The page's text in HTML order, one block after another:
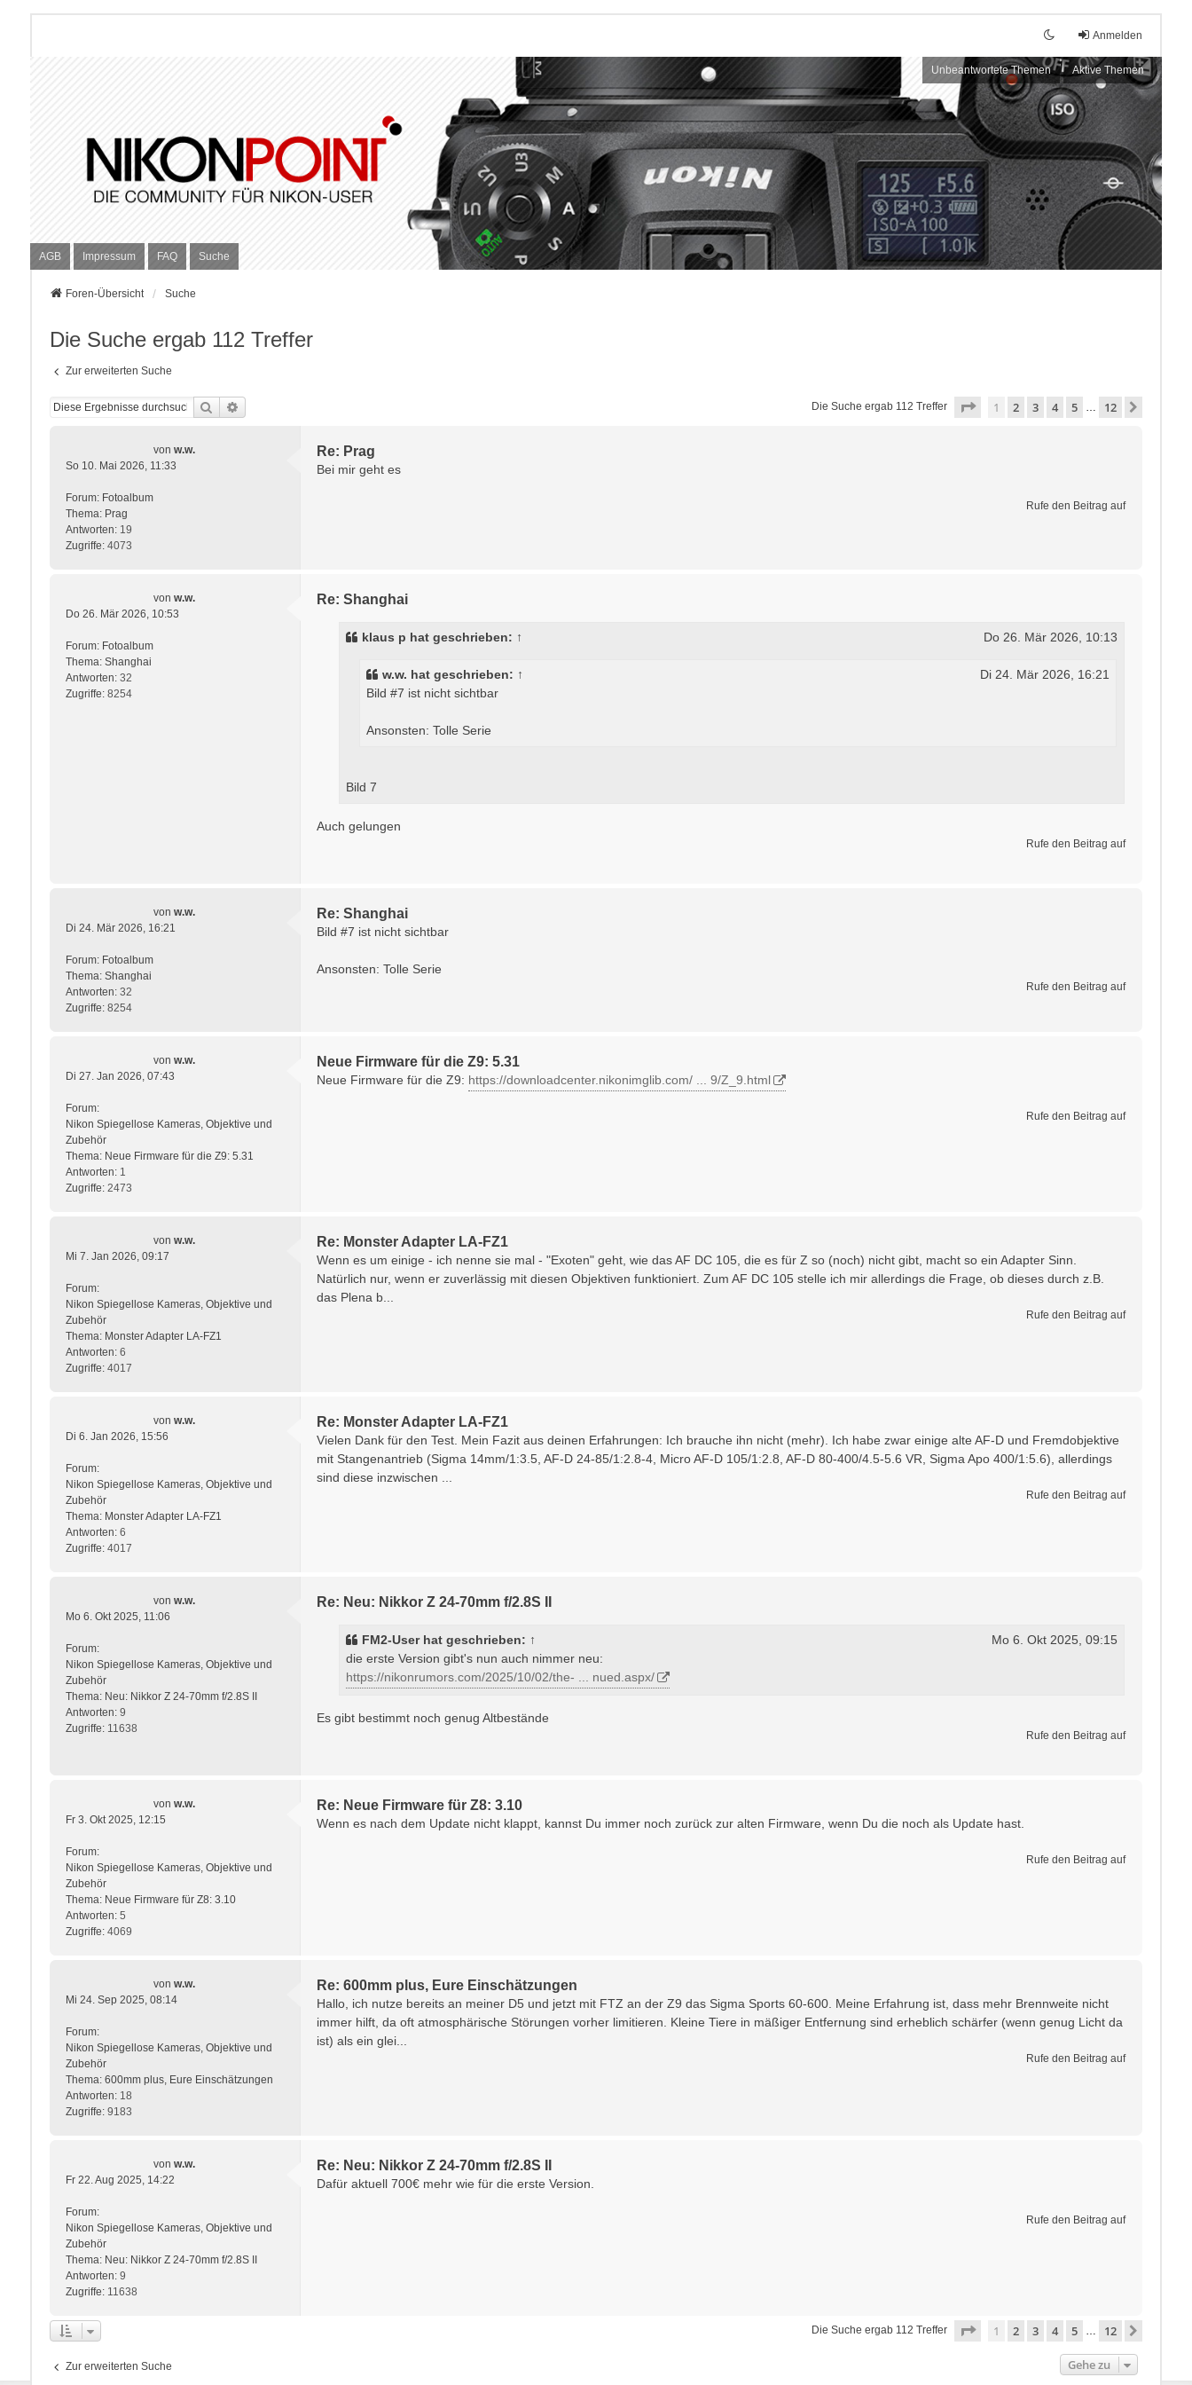
Anmelden
Unbeantwortete Themen Aktive Themen
AGB Impressum FAQ Suche
Foren-Übersicht Suche
Die Suche ergab 112 Treffer
Zur erweiterten Suche
Suche Die Suche ergab 112 Treffer Seite von12
1 2 3 4 5 … 12
vonw.w.
So 10. Mai 2026, 11:33
Forum: Fotoalbum
Thema: Prag
Antworten: 19
Zugriffe: 4073
Re: Prag
Bei mir geht es
Rufe den Beitrag auf
vonw.w.
Do 26. Mär 2026, 10:53
Forum: Fotoalbum
Thema: Shanghai
Antworten: 32
Zugriffe: 8254
Re: Shanghai
klaus p hat geschrieben: ↑ Do 26. Mär 2026, 10:13
w.w. hat geschrieben: ↑
Di 24. Mär 2026, 16:21
Bild #7 ist nicht sichtbar
Ansonsten: Tolle Serie
Bild 7
Auch gelungen
Rufe den Beitrag auf
vonw.w.
Di 24. Mär 2026, 16:21
Forum: Fotoalbum
Thema: Shanghai
Antworten: 32
Zugriffe: 8254
Re: Shanghai
Bild #7 ist nicht sichtbar
Ansonsten: Tolle Serie
Rufe den Beitrag auf
vonw.w.
Di 27. Jan 2026, 07:43
Forum:
Nikon Spiegellose Kameras, Objektive und
Zubehör
Thema: Neue Firmware für die Z9: 5.31
Antworten: 1
Zugriffe: 2473
Neue Firmware für die Z9: 5.31
Neue Firmware für die Z9: https://downloadcenter.nikonimglib.com/ ... 9/Z_9.html
Rufe den Beitrag auf
vonw.w.
Mi 7. Jan 2026, 09:17
Forum:
Nikon Spiegellose Kameras, Objektive und
Zubehör
Thema: Monster Adapter LA-FZ1
Antworten: 6
Zugriffe: 4017
Re: Monster Adapter LA-FZ1
Wenn es um einige - ich nenne sie mal - "Exoten" geht, wie das AF DC 105, die es für Z so (noch) nicht gibt, macht so ein Adapter Sinn.
Natürlich nur, wenn er zuverlässig mit diesen Objektiven funktioniert. Zum AF DC 105 stelle ich mir allerdings die Frage, ob dieses durch z.B.
das Plena b...
Rufe den Beitrag auf
vonw.w.
Di 6. Jan 2026, 15:56
Forum:
Nikon Spiegellose Kameras, Objektive und
Zubehör
Thema: Monster Adapter LA-FZ1
Antworten: 6
Zugriffe: 4017
Re: Monster Adapter LA-FZ1
Vielen Dank für den Test. Mein Fazit aus deinen Erfahrungen: Ich brauche ihn nicht (mehr). Ich habe zwar einige alte AF-D und Fremdobjektive
mit Stangenantrieb (Sigma 14mm/1:3.5, AF-D 24-85/1:2.8-4, Micro AF-D 105/1:2.8, AF-D 80-400/4.5-5.6 VR, Sigma Apo 400/1:5.6), allerdings
sind diese inzwischen ...
Rufe den Beitrag auf
vonw.w.
Mo 6. Okt 2025, 11:06
Forum:
Nikon Spiegellose Kameras, Objektive und
Zubehör
Thema: Neu: Nikkor Z 24-70mm f/2.8S II
Antworten: 9
Zugriffe: 11638
Re: Neu: Nikkor Z 24-70mm f/2.8S II
FM2-Userhat geschrieben: ↑
Mo 6. Okt 2025, 09:15
die erste Version gibt's nun auch nimmer neu:
https://nikonrumors.com/2025/10/02/the- ... nued.aspx/
Es gibt bestimmt noch genug Altbestände
Rufe den Beitrag auf
vonw.w.
Fr 3. Okt 2025, 12:15
Forum:
Nikon Spiegellose Kameras, Objektive und
Zubehör
Thema: Neue Firmware für Z8: 3.10
Antworten: 5
Zugriffe: 4069
Re: Neue Firmware für Z8: 3.10
Wenn es nach dem Update nicht klappt, kannst Du immer noch zurück zur alten Firmware, wenn Du die noch als Update hast.
Rufe den Beitrag auf
vonw.w.
Mi 24. Sep 2025, 08:14
Forum:
Nikon Spiegellose Kameras, Objektive und
Zubehör
Thema: 600mm plus, Eure Einschätzungen
Antworten: 18
Zugriffe: 9183
Re: 600mm plus, Eure Einschätzungen
Hallo, ich nutze bereits an meiner D5 und jetzt mit FTZ an der Z9 das Sigma Sports 60-600. Meine Erfahrung ist, dass mehr Brennweite nicht
immer hilft, da oft atmosphärische Störungen vorher limitieren. Kleine Tiere in mäßiger Entfernung sind erheblich schärfer (wenn genug Licht da
ist) als ein glei...
Rufe den Beitrag auf
vonw.w.
Fr 22. Aug 2025, 14:22
Forum:
Nikon Spiegellose Kameras, Objektive und
Zubehör
Thema: Neu: Nikkor Z 24-70mm f/2.8S II
Antworten: 9
Zugriffe: 11638
Re: Neu: Nikkor Z 24-70mm f/2.8S II
Dafür aktuell 700€ mehr wie für die erste Version.
Rufe den Beitrag auf
Die Suche ergab 112 Treffer Seite von12
1 2 3 4 5 … 12
Zur erweiterten Suche Gehe zu